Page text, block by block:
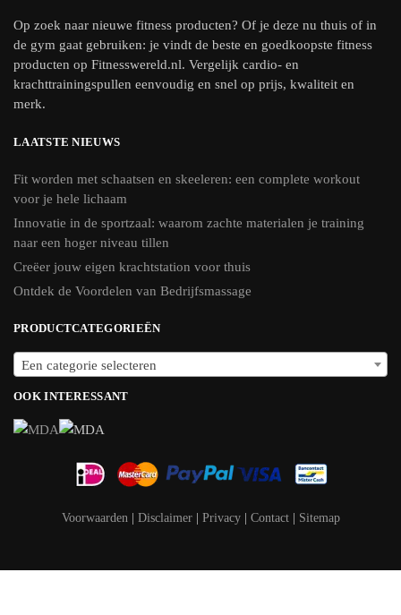
Op zoek naar nieuwe fitness producten? Of je deze nu thuis of in
de gym gaat gebruiken: je vindt de beste en goedkoopste fitness
producten op Fitnesswereld.nl. Vergelijk cardio- en
krachttrainingspullen eenvoudig en snel op prijs, kwaliteit en
merk.
LAATSTE NIEUWS
Fit worden met schaatsen en skeeleren: een complete workout
voor je hele lichaam
Innovatie in de sportzaal: waarom zachte materialen je training
naar een hoger niveau tillen
Creëer jouw eigen krachtstation voor thuis
Ontdek de Voordelen van Bedrijfsmassage
PRODUCTCATEGORIEËN
Een categorie selecteren
OOK INTERESSANT
Voorwaarden| Disclaimer| Privacy| Contact| Sitemap